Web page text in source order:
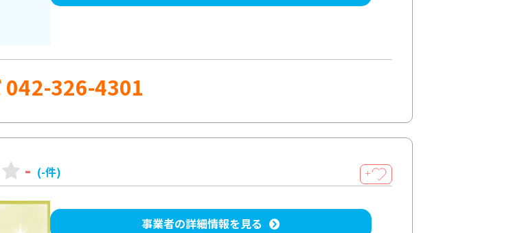
042-326-4301
- (-件) ＋
事業者の詳細情報を見る